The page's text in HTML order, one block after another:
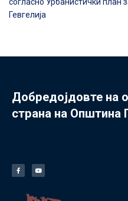
Гевгелија
Добредојдовте на
страна на Општина